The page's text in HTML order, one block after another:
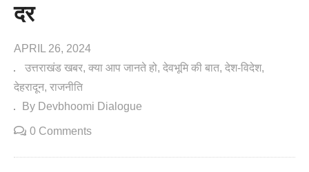
दर
APRIL 26, 2024
उत्तराखंड खबर क्या आप जानते हो देवभूमि की बात देश-विदेश
देहरादून राजनीति
By Devbhoomi Dialogue
0 Comments